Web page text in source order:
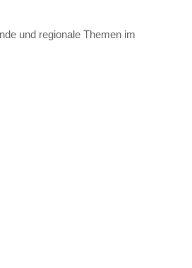
und regionale Themen im